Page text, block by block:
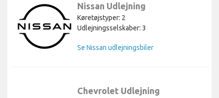
Nissan Udlejning
Køretøjstyper: 2
Udlejningsselskaber: 3
Se Nissan udlejningsbiler
Chevrolet Udlejning